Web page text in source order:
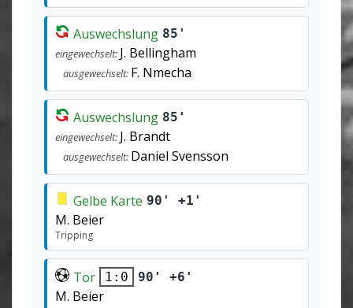
Auswechslung 85'
eingewechselt: J. Bellingham
ausgewechselt: F. Nmecha
Auswechslung 85'
eingewechselt: J. Brandt
ausgewechselt: Daniel Svensson
Gelbe Karte 90' +1'
M. Beier
Tripping
Tor 1:0 90' +6'
M. Beier